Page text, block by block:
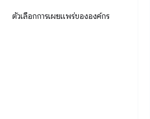
ตัวเลือกการเผยแพร่ขององค์กร